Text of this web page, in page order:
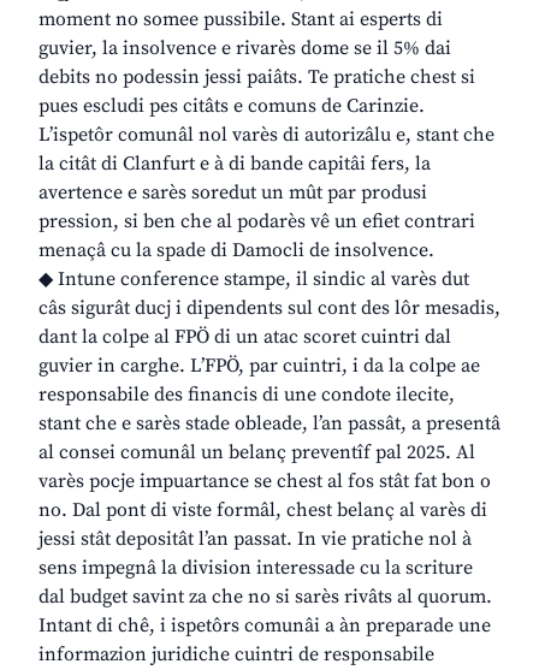
moment no somee pussibile. Stant ai esperts di
guvier, la insolvence e rivarès dome se il 5% dai
debits no podessin jessi paiâts. Te pratiche chest si
pues escludi pes citâts e comuns de Carinzie.
L’ispetôr comunâl nol varès di autorizâlu e, stant che
la citât di Clanfurt e à di bande capitâi fers, la
avertence e sarès soredut un mût par produsi
pression, si ben che al podarès vê un efiet contrari
menaçâ cu la spade di Damocli de insolvence.
◆ Intune conference stampe, il sindic al varès dut
câs sigurât ducj i dipendents sul cont des lôr mesadis,
dant la colpe al FPÖ di un atac scoret cuintri dal
guvier in carghe. L’FPÖ, par cuintri, i da la colpe ae
responsabile des financis di une condote ilecite,
stant che e sarès stade obleade, l’an passât, a presentâ
al consei comunâl un belanç preventîf pal 2025. Al
varès pocje impuartance se chest al fos stât fat bon o
no. Dal pont di viste formâl, chest belanç al varès di
jessi stât depositât l’an passat. In vie pratiche nol à
sens impegnâ la division interessade cu la scriture
dal budget savint za che no si sarès rivâts al quorum.
Intant di chê, i ispetôrs comunâi a àn preparade une
informazion juridiche cuintri de responsabile